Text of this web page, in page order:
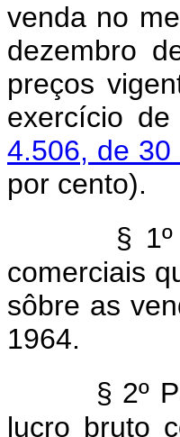
venda no
dezembro
preços
exercício
4.506, de
por cento).
§
comerciais
sôbre as
1964.
§ 2º
lucro bruto